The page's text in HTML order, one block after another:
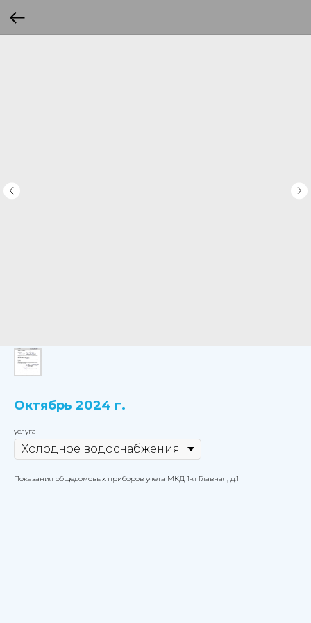
Октябрь 2024 г.
услуга
Показания общедомовых приборов учета МКД 1-я Главная, д.1